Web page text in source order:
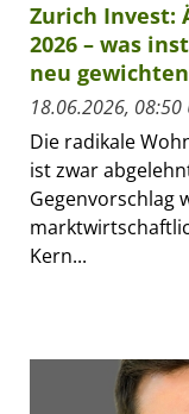
Zurich Invest:
2026 – was
neu
18.06.2026, 08:50
Die radikale
ist zwar
Gegenvorschlag
Kern...